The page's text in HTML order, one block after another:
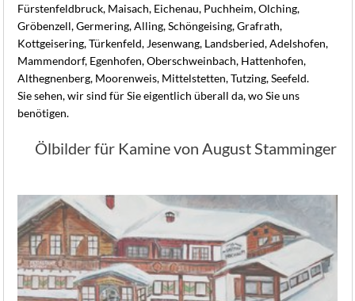
Fürstenfeldbruck, Maisach, Eichenau, Puchheim, Olching,
Gröbenzell, Germering, Alling, Schöngeising, Grafrath,
Kottgeisering, Türkenfeld, Jesenwang, Landsberied, Adelshofen,
Mammendorf, Egenhofen, Oberschweinbach, Hattenhofen,
Althegnenberg, Moorenweis, Mittelstetten, Tutzing, Seefeld.
Sie sehen, wir sind für Sie eigentlich überall da, wo Sie uns
benötigen.
Ölbilder für Kamine von August Stamminger